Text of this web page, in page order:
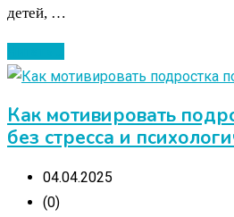
детей, …
Как мотивировать
без стресса и
04.04.2025
(0)